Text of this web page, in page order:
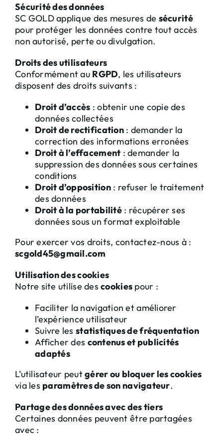
Sécurité des données
SC GOLD applique des mesures de sécurité
pour protéger les données contre tout accès
non autorisé, perte ou divulgation.
Droits des utilisateurs
Conformément au RGPD, les utilisateurs
disposent des droits suivants :
Droit d’accès : obtenir une copie des
données collectées
Droit de rectification: demander la
correction des informations erronées
Droit à l’effacement : demander la
suppression des données sous certaines
conditions
Droit d’opposition: refuser le traitement
des données
Droit à la portabilité: récupérer ses
données sous un format exploitable
Pour exercer vos droits, contactez-nous à :
scgold45@gmail.com
Utilisation des cookies
Notre site utilise descookies pour :
Faciliter la navigation et améliorer
l’expérience utilisateur
Suivre les statistiques de fréquentation
Afficher des contenus et publicités
adaptés
L’utilisateur peutgérer ou bloquer les cookies
via les paramètres de son navigateur.
Partage des données avec des tiers
Certaines données peuvent être partagées
avec :